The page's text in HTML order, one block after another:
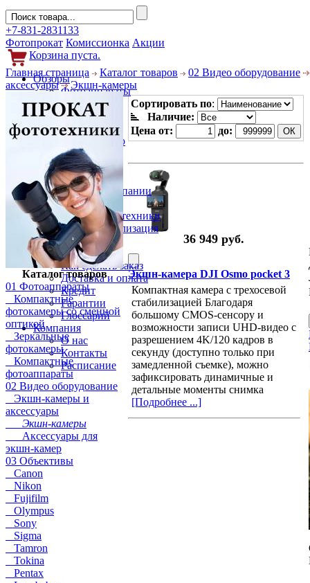
+7-831-2831133
Фотопрокат Комиссионка Акции
Корзина пуста.
Обзоры
Фотоаппараты
Объективы
Фильтры
Новости
Фото и видео
Гаджеты
Аксессуары
Слухи
Новости компании
Услуги
Прокат фототехники
Выкуп и реализация
Покупателям
Акции
Как сделать заказ
Доставка и оплата
Кредит
Гарантии
Глоссарий
Компания
О нас
Контакты
Расписание
Главная страница Каталог товаров
02 Видео оборудование
аксессуары
Экшн-камеры
Каталог товаров
01 Фотоаппараты
Компактные
фотокамеры со сменной
оптикой
Зеркальные
фотокамеры
Компактные
фотоаппараты
02 Видео оборудование
Экшн-камеры и
аксессуары
Экшн-камеры
Аксессуары для
экшн-камер
03 Объективы
Canon
Nikon
Fujifilm
Olympus
Sony
Sigma
Tamron
Tokina
Pentax
Сортировать по:
Наличие:
Цена от:
до:
36 949 руб.
Экшн-камера DJI Osmo pocket 3
Компактная камера с трехосевой
стабилизацией Благодаря
большому CMOS-сенсору и
возможности записи UHD-видео с
разрешением 4K/120 кадров в
секунду (доступно только при
замедленной съемке), можно
зафиксировать динамичные и
детальные моменты снимка
[Подробнее ...]